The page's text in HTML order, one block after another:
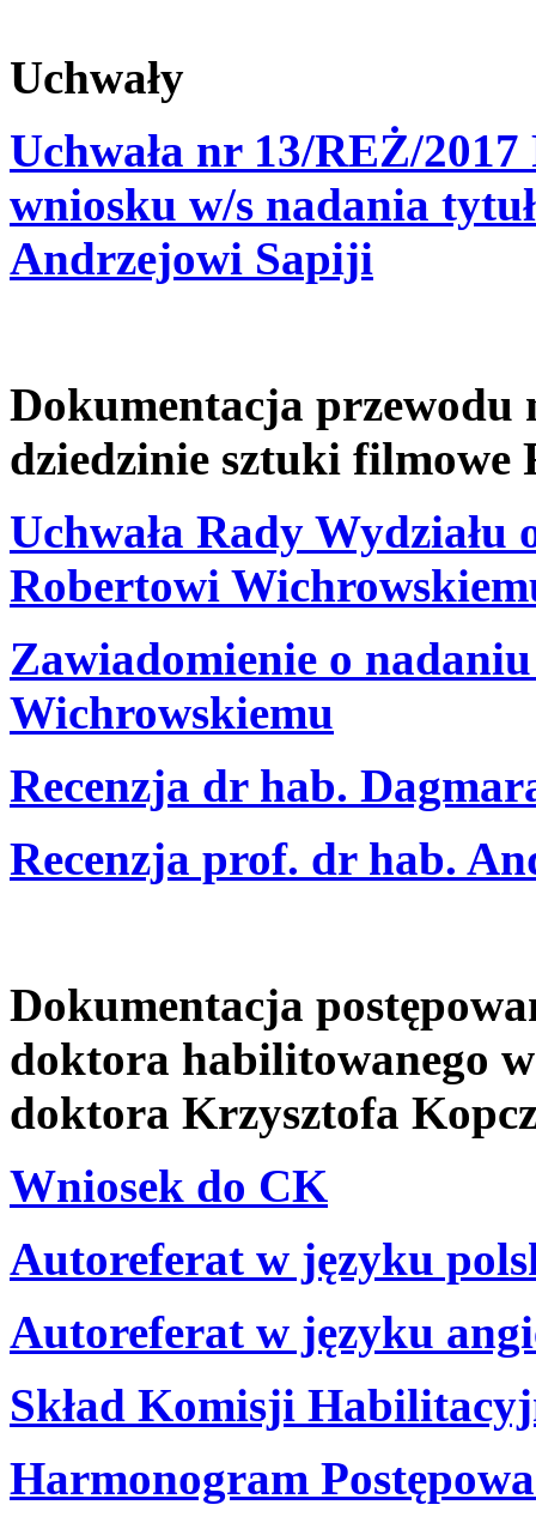
Uchwały
Uchwała nr 13/REŻ/
wniosku w/s nadania
Andrzejowi Sapiji
Dokumentacja
dziedzinie sztuki filmowe
Uchwała Rady
Robertowi
Zawiadomienie o
Wichrowskiemu
Recenzja dr hab.
Recenzja prof. dr hab.
Dokumentacja
doktora habilitowanego
doktora Krzysztofa
Wniosek do CK
Autoreferat w języku
Autoreferat w języku
Skład Komisji
Harmonogram